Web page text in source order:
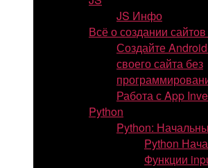
JS Инфо
Всё о создании
Создайте
своего сайта без
Работа с App
Python
Python:
Python
Функции